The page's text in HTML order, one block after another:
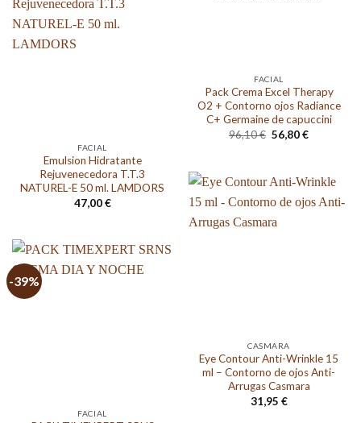
FACIAL
Pack Crema Excel Therapy
O2 + Contorno ojos Radiance
C+ Germaine de capuccini
96,10€ El
precio
96,10 €.
56,80€El
56,80 €.
FACIAL
Emulsion Hidratante
Rejuvenecedora T.T.3
NATUREL-E 50 ml. LAMDORS
47,00€
CASMARA
Eye Contour Anti-Wrinkle 15
ml – Contorno de ojos Anti-
Arrugas Casmara
31,95 €
-39%
FACIAL